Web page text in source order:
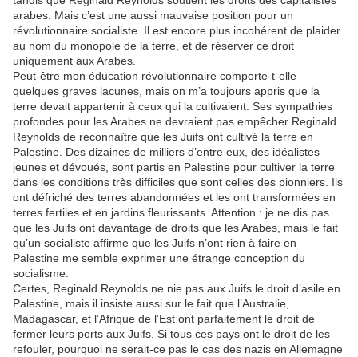
arabes. Mais c’est une aussi mauvaise position pour un
révolutionnaire socialiste. Il est encore plus incohérent de plaider
au nom du monopole de la terre, et de réserver ce droit
uniquement aux Arabes.
Peut-être mon éducation révolutionnaire comporte-t-elle
quelques graves lacunes, mais on m’a toujours appris que la
terre devait appartenir à ceux qui la cultivaient. Ses sympathies
profondes pour les Arabes ne devraient pas empêcher Reginald
Reynolds de reconnaître que les Juifs ont cultivé la terre en
Palestine. Des dizaines de milliers d’entre eux, des idéalistes
jeunes et dévoués, sont partis en Palestine pour cultiver la terre
dans les conditions très difficiles que sont celles des pionniers. Ils
ont défriché des terres abandonnées et les ont transformées en
terres fertiles et en jardins fleurissants. Attention : je ne dis pas
que les Juifs ont davantage de droits que les Arabes, mais le fait
qu’un socialiste affirme que les Juifs n’ont rien à faire en
Palestine me semble exprimer une étrange conception du
socialisme.
Certes, Reginald Reynolds ne nie pas aux Juifs le droit d’asile en
Palestine, mais il insiste aussi sur le fait que l’Australie,
Madagascar, et l’Afrique de l’Est ont parfaitement le droit de
fermer leurs ports aux Juifs. Si tous ces pays ont le droit de les
refouler, pourquoi ne serait-ce pas le cas des nazis en Allemagne